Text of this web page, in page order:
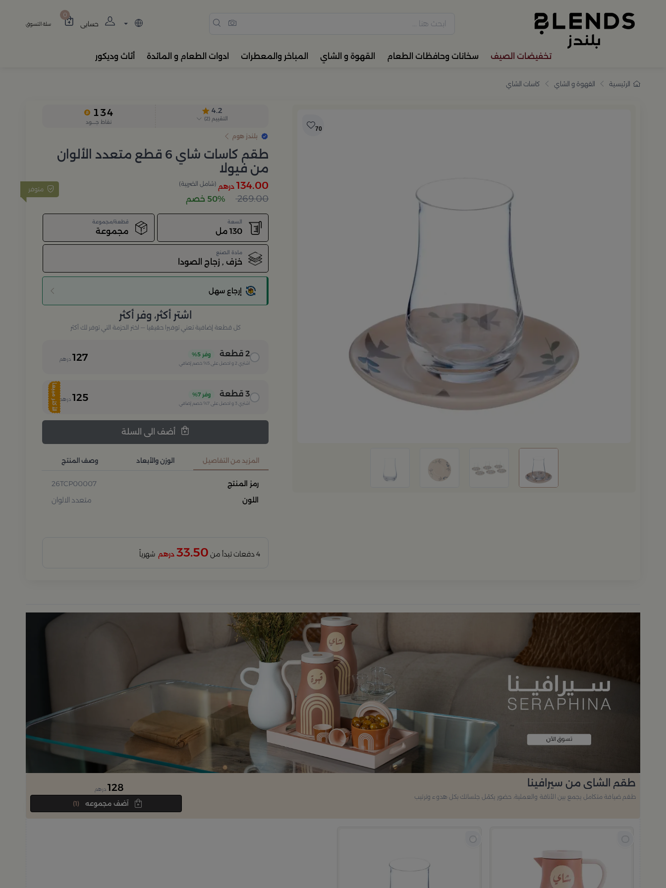
تسوّق من بلندز تشكيلة تضم ترامس القهوة والشاي، أدوات المائدة، المباخر، والفواحات
حسابي
0
سلة التسوق
تخفيضات الصيف سخانات وحافظات الطعام القهوة و الشاي المباخر والمعطرات ادوات الطعام و المائدة أثاث وديكور
الرئيسية القهوة و الشاي كاسات الشاي
70
4.2
التقييم(
2
)
134
نقاط جــــود
بلندز هوم
طقم كاسات شاي 6 قطع متعدد الألوان
من فيولا
متوفر 134.00درهم (شامل الضريبة)
269.00 50% خصم
السعة
130 مل
قطعة/مجموعة
مجموعة
مادة الصنع
خزف , زجاج الصودا
إرجاع سهل
اشتر أكثر، وفر أكثر
كل قطعة إضافية تعني توفيرا حقيقيا — اختر الحزمة التي توفر لك أكثر
2قطعة وفر 5%
اشتري 2 و احصل على 5% خصم إضافي 127 درهم
الأكثر مبيعا 3قطعة وفر 7%
اشتري 3 و احصل على 7% خصم إضافي 125 درهم
أضف الى السلة
المزيد من التفاصيل
رمز المنتج
26TCP00007
اللون
متعدد الالوان
الوزن والأبعاد وصف المنتج
4 دفعات تبدأ من 33.50درهم شهرياً
طقم الشاي من سيرافينا
طقم ضيافة متكامل يجمع بين الأناقة والعملية، حضور يكمّل جلساتك بكل هدوء وترتيب
128 درهم
(1)